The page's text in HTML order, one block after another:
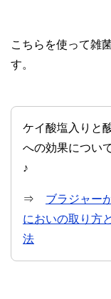
こちらを使って雑
す。
ケイ酸塩入りと
への効果につい
♪
⇒ ブラジャー
においの取り方
法